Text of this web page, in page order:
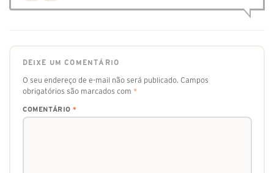
DEIXE UM COMENTÁRIO
O seu endereço de e-mail não será publicado. Campos
obrigatórios são marcados com *
COMENTÁRIO *